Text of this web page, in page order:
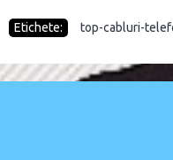
Etichete: top-cabluri-